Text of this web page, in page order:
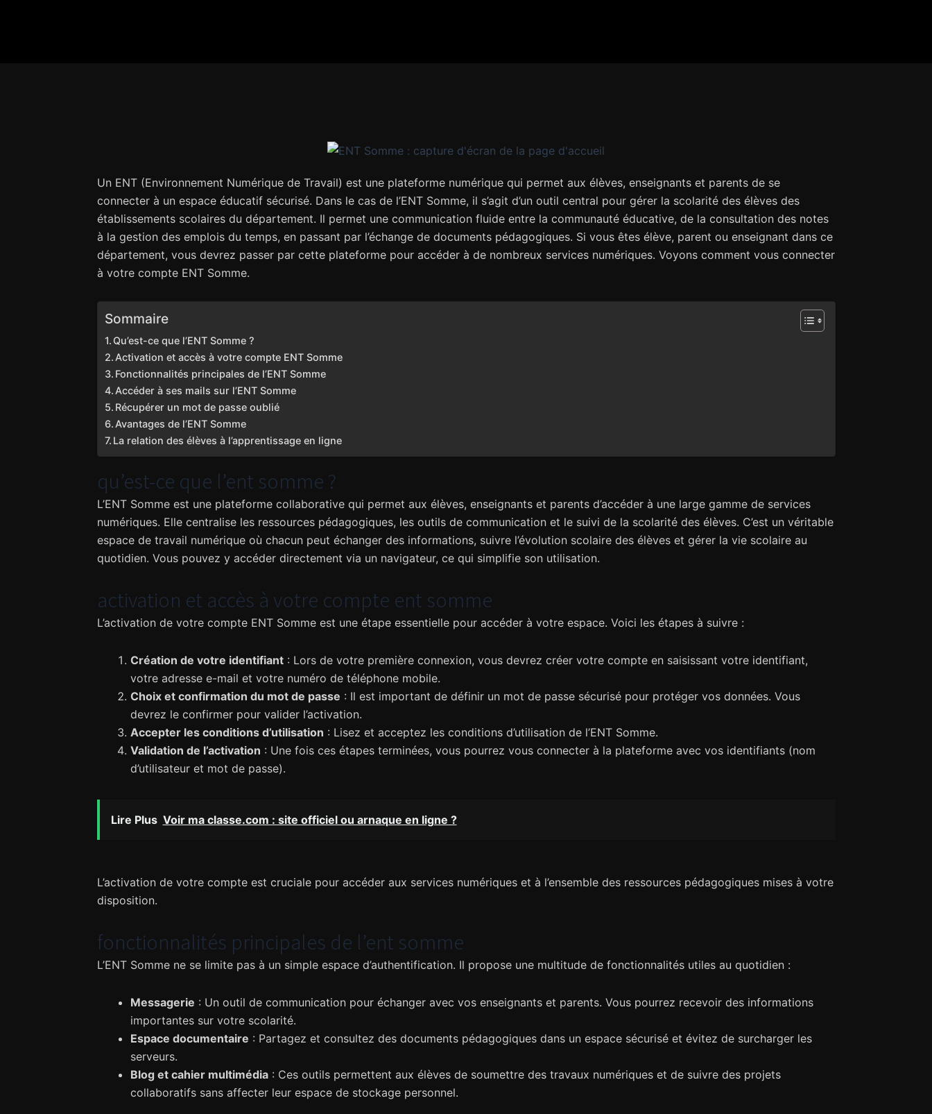
Un ENT (Environnement Numérique de Travail) est une plateforme numérique qui permet aux élèves, enseignants et parents de se
connecter à un espace éducatif sécurisé. Dans le cas de l’ENT Somme, il s’agit d’un outil central pour gérer la scolarité des élèves des
établissements scolaires du département. Il permet une communication fluide entre la communauté éducative, de la consultation des notes
à la gestion des emplois du temps, en passant par l’échange de documents pédagogiques. Si vous êtes élève, parent ou enseignant dans ce
département, vous devrez passer par cette plateforme pour accéder à de nombreux services numériques. Voyons comment vous connecter
à votre compte ENT Somme.
Sommaire
Qu’est-ce que l’ENT Somme ?
Activation et accès à votre compte ENT Somme
Fonctionnalités principales de l’ENT Somme
Accéder à ses mails sur l’ENT Somme
Récupérer un mot de passe oublié
Avantages de l’ENT Somme
La relation des élèves à l’apprentissage en ligne
qu’est-ce que l’ent somme ?
L’ENT Somme est une plateforme collaborative qui permet aux élèves, enseignants et parents d’accéder à une large gamme de services
numériques. Elle centralise les ressources pédagogiques, les outils de communication et le suivi de la scolarité des élèves. C’est un véritable
espace de travail numérique où chacun peut échanger des informations, suivre l’évolution scolaire des élèves et gérer la vie scolaire au
quotidien. Vous pouvez y accéder directement via un navigateur, ce qui simplifie son utilisation.
activation et accès à votre compte ent somme
L’activation de votre compte ENT Somme est une étape essentielle pour accéder à votre espace. Voici les étapes à suivre :
Création de votre identifiant: Lors de votre première connexion, vous devrez créer votre compte en saisissant votre identifiant,
votre adresse e-mail et votre numéro de téléphone mobile.
Choix et confirmation du mot de passe : Il est important de définir un mot de passe sécurisé pour protéger vos données. Vous
devrez le confirmer pour valider l’activation.
Accepter les conditions d’utilisation : Lisez et acceptez les conditions d’utilisation de l’ENT Somme.
Validation de l’activation : Une fois ces étapes terminées, vous pourrez vous connecter à la plateforme avec vos identifiants (nom
d’utilisateur et mot de passe).
Lire Plus Voir ma classe.com : site officiel ou arnaque en ligne ?
L’activation de votre compte est cruciale pour accéder aux services numériques et à l’ensemble des ressources pédagogiques mises à votre
disposition.
fonctionnalités principales de l’ent somme
L’ENT Somme ne se limite pas à un simple espace d’authentification. Il propose une multitude de fonctionnalités utiles au quotidien :
Messagerie : Un outil de communication pour échanger avec vos enseignants et parents. Vous pourrez recevoir des informations
importantes sur votre scolarité.
Espace documentaire : Partagez et consultez des documents pédagogiques dans un espace sécurisé et évitez de surcharger les
serveurs.
Blog et cahier multimédia: Ces outils permettent aux élèves de soumettre des travaux numériques et de suivre des projets
collaboratifs sans affecter leur espace de stockage personnel.